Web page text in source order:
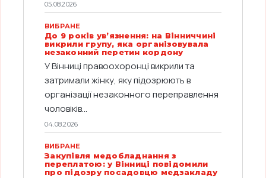
05.08.2026
ВИБРАНЕ
До 9 років ув’язнення: на Вінниччині
викрили групу, яка організовувала
незаконний перетин кордону
У Вінниці правоохоронці викрили та
затримали жінку, яку підозрюють в
організації незаконного переправлення
чоловіків...
04.08.2026
ВИБРАНЕ
Закупівля медобладнання з
переплатою: у Вінниці повідомили
про підозру посадовцю медзакладу